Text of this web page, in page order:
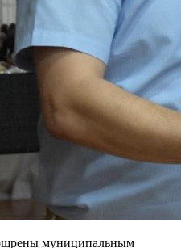
муниципальным